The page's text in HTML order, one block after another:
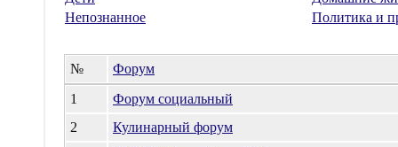
Непознанное
Политика и
№
Форум
1
Форум социальный
2
Кулинарный форум